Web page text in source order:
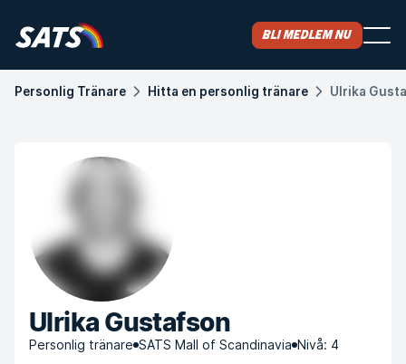
Bli medlem nu
Personlig Tränare Hitta en personlig tränare Ulrika
Ulrika Gustafson
Personlig tränare SATS Mall of Scandinavia Nivå: 4